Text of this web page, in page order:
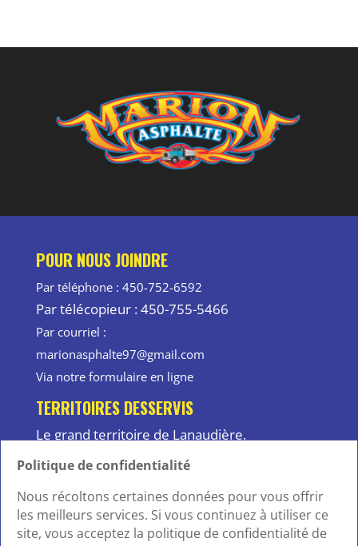
POUR NOUS JOINDRE
Par téléphone : 450-752-6592
Par télécopieur : 450-755-5466
Par courriel :
marionasphalte97@gmail.com
Via notre formulaire en ligne
TERRITOIRES DESSERVIS
Le grand territoire de Lanaudière.
ASSOCIATIONS
APCHQ
Licence RBQ n° 5603-8367-01
Politique de confidentialité
Nous récoltons certaines données pour vous offrir
les meilleurs services. Si vous continuez à utiliser ce
site, vous acceptez la politique de confidentialité de